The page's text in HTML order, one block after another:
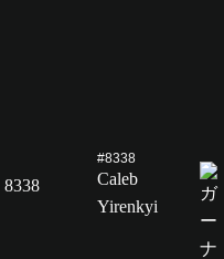
8338
#8338
Caleb
Yirenkyi